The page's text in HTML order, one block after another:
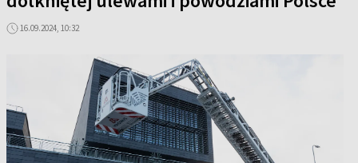
16.09.2024, 10:32